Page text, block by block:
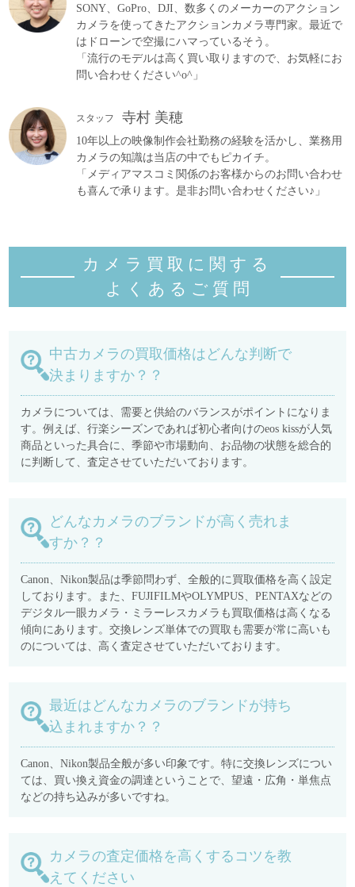
SONY、GoPro、DJI、数多くのメーカーのアクション
カメラを使ってきたアクションカメラ専門家。最近で
はドローンで空撮にハマっているそう。
「流行のモデルは高く買い取りますので、お気軽にお
問い合わせください^o^」
スタッフ 寺村 美穂
10年以上の映像制作会社勤務の経験を活かし、業務用
カメラの知識は当店の中でもピカイチ。
「メディアマスコミ関係のお客様からのお問い合わせ
も喜んで承ります。是非お問い合わせください♪」
カメラ買取に関する
よくあるご質 問
中古カメラの買取価格はどんな判断で
決まりますか？？
カメラについては、需要と供給のバランスがポイントになりま
す。例えば、行楽シーズンであれば初心者向けのeos kissが人気
商品といった具合に、季節や市場動向、お品物の状態を総合的
に判断して、査定させていただいております。
どんなカメラのブランドが高く売れま
すか？？
Canon、Nikon製品は季節問わず、全般的に買取価格を高く設定
しております。また、FUJIFILMやOLYMPUS、PENTAXなどの
デジタル一眼カメラ・ミラーレスカメラも買取価格は高くなる
傾向にあります。交換レンズ単体での買取も需要が常に高いも
のについては、高く査定させていただいております。
最近はどんなカメラのブランドが持ち
込まれますか？？
Canon、Nikon製品全般が多い印象です。特に交換レンズについ
ては、買い換え資金の調達ということで、望遠・広角・単焦点
などの持ち込みが多いですね。
カメラの査定価格を高くするコツを教
えてください